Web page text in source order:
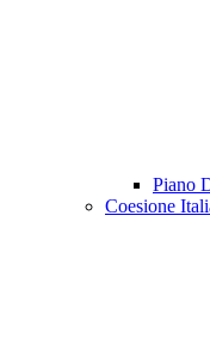
Piano
Coesione